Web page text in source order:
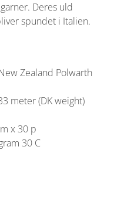
Deres uld
spundet i Italien.
Zealand Polwarth
meter (DK weight)
x 30 p
30 C